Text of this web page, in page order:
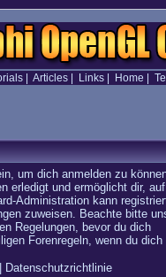
| Articles| Links| Home
um dich anmelden zu
erledigt und ermöglicht dir, auf
Administration kann
zuweisen. Beachte bitte
Regelungen, bevor du dich
Forenregeln, wenn du dich
Datenschutzrichtlinie